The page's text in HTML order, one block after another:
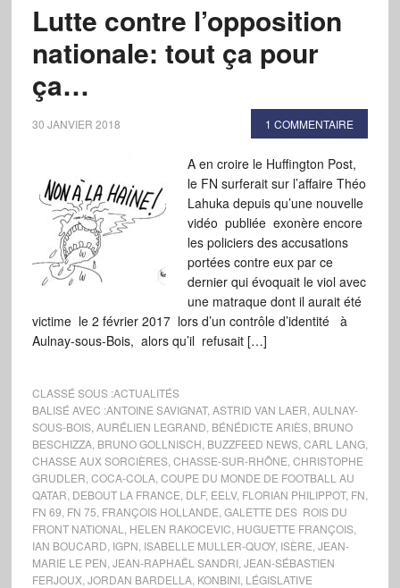
Lutte contre l’opposition
nationale: tout ça pour
ça…
30 JANVIER 2018 1 COMMENTAIRE
A en croire le Huffington Post,
le FN surferait sur l’affaire Théo
Lahuka depuis qu’une nouvelle
vidéo publiée exonère encore
les policiers des accusations
portées contre eux par ce
dernier qui évoquait le viol avec
une matraque dont il aurait été
victime le 2 février 2017 lors d’un contrôle d’identité à
Aulnay-sous-Bois, alors qu’il refusait […]
CLASSÉ SOUS :ACTUALITÉS
BALISÉ AVEC :ANTOINE SAVIGNAT, ASTRID VAN LAER AULNAY-
SOUS-BOIS, AURÉLIEN LEGRAND BÉNÉDICTE ARIÈS, BRUNO
BESCHIZZA, BRUNO GOLLNISCH BUZZFEED NEWS, CARL LANG,
CHASSE AUX SORCIÈRES, CHASSE-SUR-RHÔNE CHRISTOPHE
GRUDLER COCA-COLA, COUPE DU MONDE DE FOOTBALL AU
QATAR DEBOUT LA FRANCE DLF, EELV, FLORIAN PHILIPPOT, FN
FN 69 FN 75 FRANÇOIS HOLLANDE GALETTE DES ROIS DU
FRONT NATIONAL
HELEN RAKOCEVIC HUGUETTE FRANÇOIS,
IAN BOUCARD IGPN ISABELLE MULLER-QUOY, ISÈRE JEAN-
MARIE LE PEN JEAN-RAPHAËL SANDRI, JEAN-SÉBASTIEN
FERJOUX, JORDAN BARDELLA, KONBINI, LÉGISLATIVE